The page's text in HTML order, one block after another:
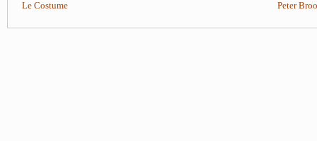
Le Costume Peter